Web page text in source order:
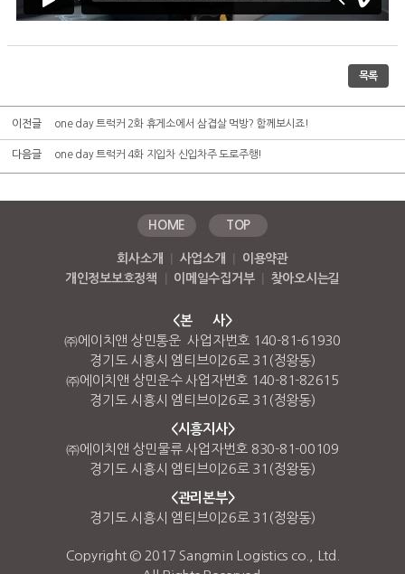
목록
이전글 one day 트럭커 2화 휴게소에서 삼겹살 먹방? 함께보시죠!
다음글 one day 트럭커 4화 지입차 신입차주 도로주행!
HOME TOP
회사소개 사업소개
이용약관
개인정보보호정책
이메일수집거부 찾아오시는길
<본 사>
㈜에이치앤 상민통운 사업자번호 140-81-61930
경기도 시흥시 엠티브이26로 31(정왕동)
㈜에이치앤 상민운수 사업자번호 140-81-82615
경기도 시흥시 엠티브이26로 31(정왕동)
<시흥지사>
㈜에이치앤 상민물류 사업자번호 830-81-00109
경기도 시흥시 엠티브이26로 31(정왕동)
<관리본부>
경기도 시흥시 엠티브이26로 31(정왕동)
Copyright © 2017 Sangmin Logistics co., Ltd.